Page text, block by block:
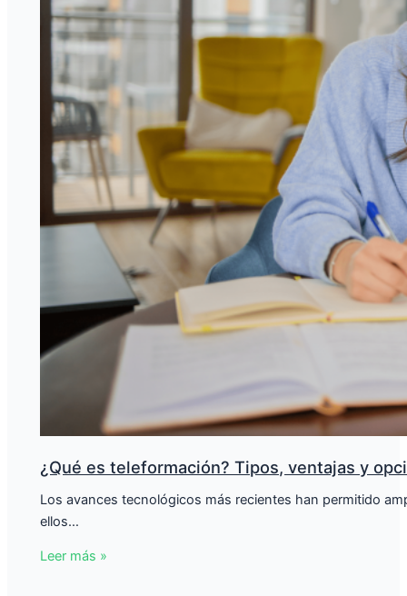
¿Qué es teleformación? Tipos, ventajas y
Los avances tecnológicos más recientes han permitido
ellos…
Leer más »